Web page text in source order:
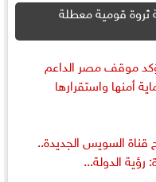
ثروة قومية معطلة
موقف مصر الداعم
أمنها واستقرارها
قناة السويس الجديدة..
رؤية الدولة...